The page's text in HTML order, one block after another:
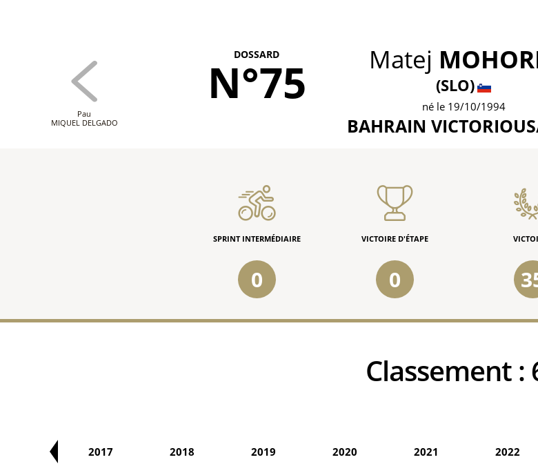
DOSSARD
N°75 Matej
(SLO)
né le 19/10/1994
BAHRAIN
Pau
MIQUEL DELGADO
SPRINT INTERMÉDIAIRE
0
VICTOIRE D'ÉTAPE
0
Classement :
2017 2018 2019 2020 2021 2022